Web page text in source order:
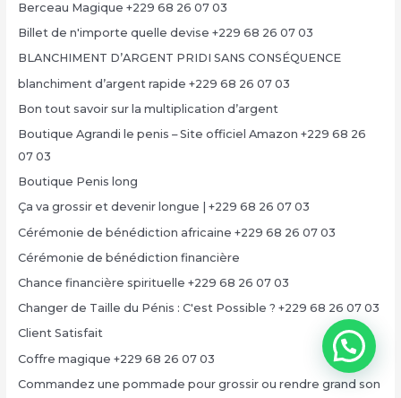
Berceau Magique +229 68 26 07 03
Billet de n'importe quelle devise +229 68 26 07 03
BLANCHIMENT D’ARGENT PRIDI SANS CONSÉQUENCE
blanchiment d’argent rapide +229 68 26 07 03
Bon tout savoir sur la multiplication d’argent
Boutique Agrandi le penis – Site officiel Amazon +229 68 26
07 03
Boutique Penis long
Ça va grossir et devenir longue | +229 68 26 07 03
Cérémonie de bénédiction africaine +229 68 26 07 03
Cérémonie de bénédiction financière
Chance financière spirituelle +229 68 26 07 03
Changer de Taille du Pénis : C'est Possible ? +229 68 26 07 03
Client Satisfait
Coffre magique +229 68 26 07 03
Commandez une pommade pour grossir ou rendre grand son